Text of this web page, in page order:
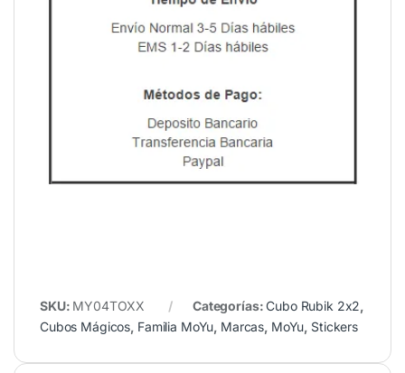
SKU: MY04TOXX Categorías:Cubo Rubik 2x2,
Cubos Mágicos, Familia MoYu, Marcas, MoYu, Stickers